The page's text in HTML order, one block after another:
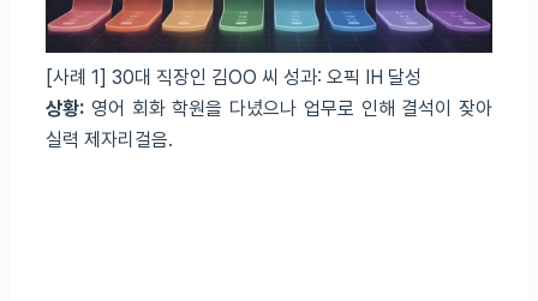
[사례 1] 30대 직장인 김OO 씨 성과: 오픽 IH 달성
상황: 영어 회화 학원을 다녔으나 업무로 인해 결석이 잦아
실력 제자리걸음.